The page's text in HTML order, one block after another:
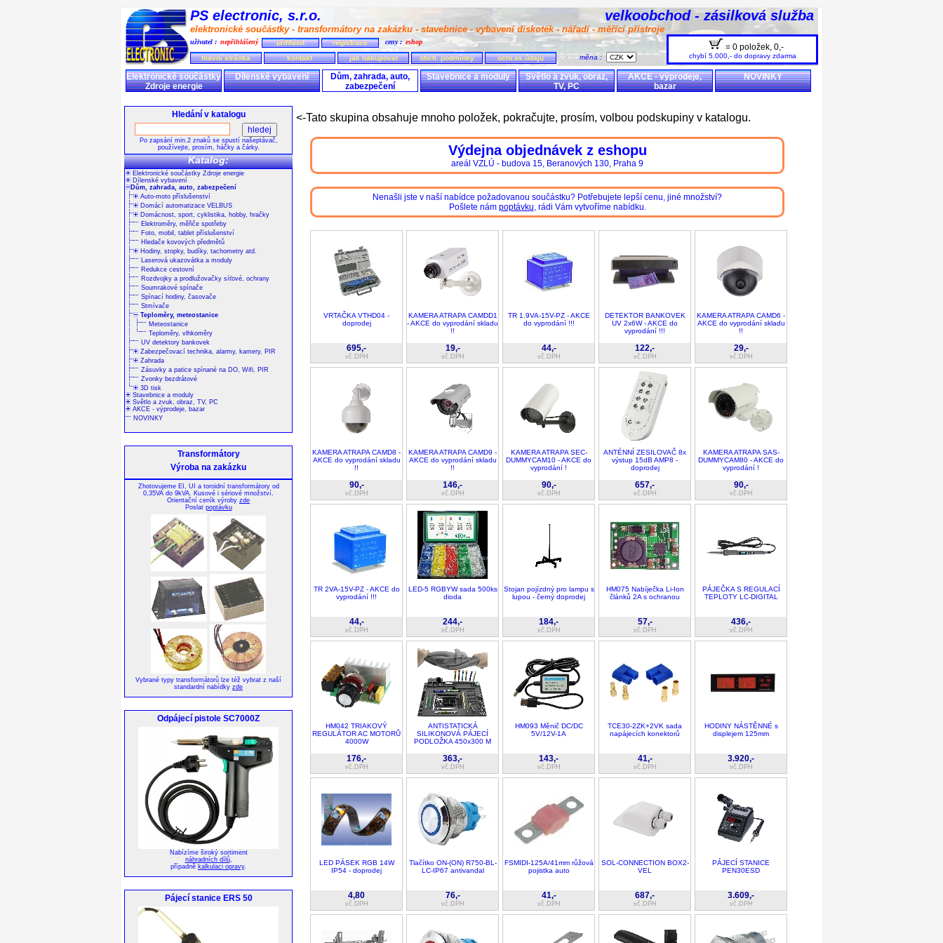
PS electronic, s.r.o. velkoobchod - zásilková služba
elektronické součástky - transformátory na zakázku - stavebnice - vybavení diskoték - nářadí - měřící přístroje
uživatel : nepřihlášený přihlásit registrace ceny : eshop
hlavní stránka kontakt jak nakupovat obch. podmínky ochr.os.údajů měna :
= 0 položek, 0,-
chybí 5.000,- do dopravy zdarma
Elektronické součástky
Zdroje energie
Dílenské vybavení
Dům, zahrada, auto,
zabezpečení
Stavebnice a moduly
Světlo a zvuk, obraz,
TV, PC
AKCE - výprodeje,
bazar
NOVINKY
Hledání v katalogu
Po zapsání min.2 znaků se spustí našeptávač,
používejte, prosím, háčky a čárky.
Katalog:
Elektronické součástky Zdroje energie
Dílenské vybavení
Dům, zahrada, auto, zabezpečení
Auto-moto příslušenství
Domácí automatizace VELBUS
Domácnost, sport, cyklistika, hobby, hračky
Elektroměry, měřiče spotřeby
Foto, mobil, tablet příslušenství
Hledače kovových předmětů
Hodiny, stopky, budíky, tachometry atd.
Laserová ukazovátka a moduly
Redukce cestovní
Rozdvojky a prodlužovačky síťové, ochrany
Soumrakové spínače
Spínací hodiny, časovače
Stmívače
Teploměry, meteostanice
Meteostanice
Teploměry, vlhkoměry
UV detektory bankovek
Zabezpečovací technika, alarmy, kamery, PIR
Zahrada
Zásuvky a patice spínané na DO, Wifi, PIR
Zvonky bezdrátové
3D tisk
Stavebnice a moduly
Světlo a zvuk, obraz, TV, PC
AKCE - výprodeje, bazar
NOVINKY
Transformátory
Výroba na zakázku
Zhotovujeme EI, UI a toroidní transformátory od
0,35VA do 9kVA. Kusové i sériové množství.
Orientační ceník výroby zde
Poslat poptávku
Vybrané typy transformátorů lze též vybrat z naší
standardní nabídky zde
Odpájecí pistole SC7000Z
Nabízíme široký sortiment
náhradních dílů,
případně kalkulaci opravy.
Pájecí stanice ERS 50
<-Tato skupina obsahuje mnoho položek, pokračujte, prosím, volbou podskupiny v katalogu.
Výdejna objednávek z eshopu
areál VZLÚ - budova 15, Beranových 130, Praha 9
Nenašli jste v naší nabídce požadovanou součástku? Potřebujete lepší cenu, jiné množství?
Pošlete nám poptávku, rádi Vám vytvoříme nabídku.
VRTAČKA VTHD04 -
doprodej
695,-
vč.DPH
KAMERA ATRAPA CAMDD1
- AKCE do vyprodání skladu
!!
19,-
vč.DPH
TR 1.9VA-15V-PZ - AKCE
do vyprodání !!!
44,-
vč.DPH
DETEKTOR BANKOVEK
UV 2x6W - AKCE do
vyprodání !!!
122,-
vč.DPH
KAMERA ATRAPA CAMD6 -
AKCE do vyprodání skladu
!!
29,-
vč.DPH
KAMERA ATRAPA CAMD8 -
AKCE do vyprodání skladu
!!
90,-
vč.DPH
KAMERA ATRAPA CAMD9 -
AKCE do vyprodání skladu
!!
146,-
vč.DPH
KAMERA ATRAPA SEC-
DUMMYCAM10 - AKCE do
vyprodání !
90,-
vč.DPH
ANTÉNNÍ ZESILOVAČ 8x
výstup 15dB AMP8 -
doprodej
657,-
vč.DPH
KAMERA ATRAPA SAS-
DUMMYCAM80 - AKCE do
vyprodání !
90,-
vč.DPH
TR 2VA-15V-PZ - AKCE do
vyprodání !!!
44,-
vč.DPH
LED-5 RGBYW sada 500ks
dioda
244,-
vč.DPH
Stojan pojízdný pro lampu s
lupou - černý doprodej
184,-
vč.DPH
HM075 Nabíječka Li-Ion
článků 2A s ochranou
57,-
vč.DPH
PÁJEČKA S REGULACÍ
TEPLOTY LC-DIGITAL
436,-
vč.DPH
HM042 TRIAKOVÝ
REGULÁTOR AC MOTORŮ
4000W
176,-
vč.DPH
ANTISTATICKÁ
SILIKONOVÁ PÁJECÍ
PODLOŽKA 450x300 M
363,-
vč.DPH
HM093 Měnič DC/DC
5V/12V-1A
143,-
vč.DPH
TCE30-2ZK+2VK sada
napájecích konektorů
41,-
vč.DPH
HODINY NÁSTĚNNÉ s
displejem 125mm
3.920,-
vč.DPH
LED PÁSEK RGB 14W
IP54 - doprodej
4,80
vč.DPH
Tlačítko ON-(ON) R750-BL-
LC-IP67 antivandal
76,-
vč.DPH
FSMIDI-125A/41mm růžová
pojistka auto
41,-
vč.DPH
SOL-CONNECTION BOX2-
VEL
687,-
vč.DPH
PÁJECÍ STANICE
PEN30ESD
3.609,-
vč.DPH